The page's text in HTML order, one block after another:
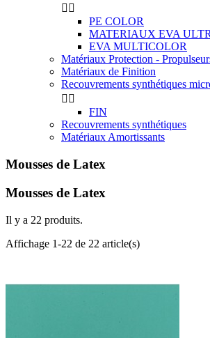
 
PE COLOR
MATERIAUX EVA
EVA MULTICOLOR
Matériaux Protection -
Matériaux de Finition
Recouvrements synthétiques
 
FIN
Recouvrements synthétiques
Matériaux Amortissants
Mousses de Latex
Mousses de Latex
Il y a 22 produits.
Affichage 1-22 de 22 article(s)